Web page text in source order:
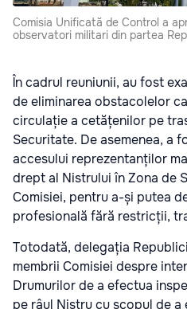
Comisia Unificată de Control a
observatori militari din partea
În cadrul reuniunii, au fost
de eliminarea obstacolelor
circulație a cetățenilor pe
Securitate. De asemenea, a
accesului reprezentanților
drept al Nistrului în Zona de
Comisiei, pentru a-și putea
profesională fără restricții,
Totodată, delegația
membrii Comisiei despre
Drumurilorde a efectua
pe râul Nistru cu scopul de a